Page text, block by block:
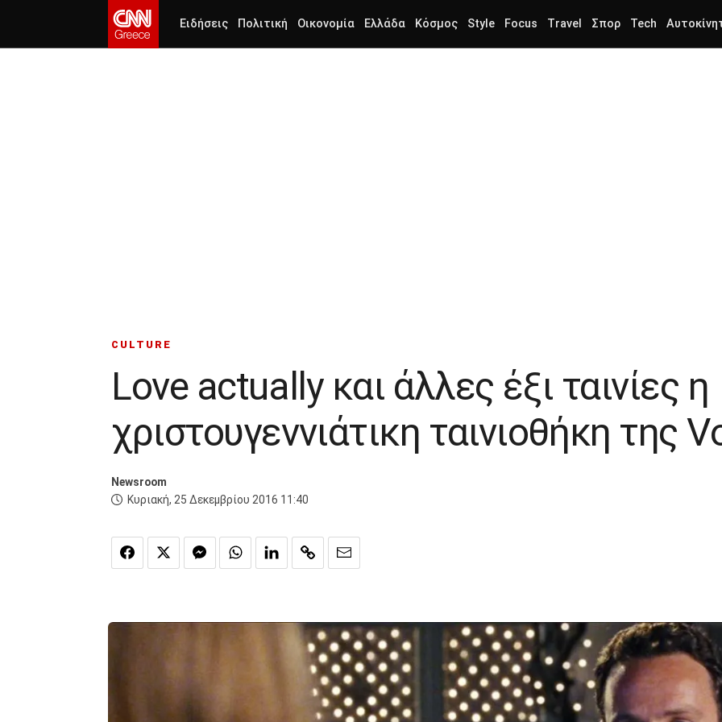
Ειδήσεις Πολιτική Οικονομία Ελλάδα Κόσμος Style Focus Travel Σπορ Tech
CULTURE
Love actually και άλλες έξι ταινίες η
χριστουγεννιάτικη ταινιοθήκη της
Newsroom
Κυριακή, 25 Δεκεμβρίου 2016 11:40